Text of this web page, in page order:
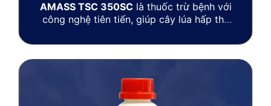
AMASS TSC 350SClà thuốc trừ bệnh với
công nghệ tiên tiến, giúp cây lúa hấp thu
trôi, bảo vệ toàn bộ bông lúa ngay cả đều
kiện thời tiết bất thường. Ngoài ra thuốc
tốt đa chất dinh dưỡng và hạt vàng sáng,
chắc tới cậy.